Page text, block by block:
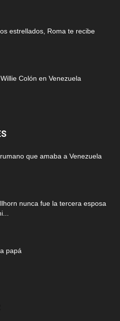
estrellados, Roma te recibe
Colón en Venezuela
que amaba a Venezuela
nunca fue la tercera esposa
papá